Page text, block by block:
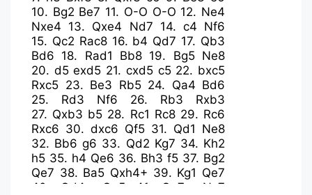
10. Bg2 Be7 11. O-O O-O 12. Ne4
Nxe4 13. Qxe4 Nd7 14. c4 Nf6
15. Qc2 Rac8 16. b4 Qd7 17. Qb3
Bd6 18. Rad1 Bb8 19. Bg5 Ne8
20. d5 exd5 21. cxd5 c5 22. bxc5
Rxc5 23. Be3 Rb5 24. Qa4 Bd6
25. Rd3 Nf6 26. Rb3
Rxb3
27. Qxb3 b5 28. Rc1 Rc8 29. Rc6
Rxc6 30. dxc6 Qf5 31. Qd1 Ne8
32. Bb6 g6 33. Qd2 Kg7 34. Kh2
h5 35. h4 Qe6 36. Bh3 f5 37. Bg2
Qe7 38. Ba5 Qxh4+ 39. Kg1 Qe7
40.
Qd4+ Qe5 41. Qa7+
Nc7